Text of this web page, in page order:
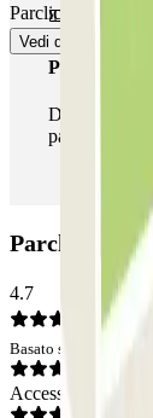
Parclick.
Vedi di più
Pass
Durante il tuo
parcheggio
Parcheggio
4.7
Basato su 49 opinioni
Accesso